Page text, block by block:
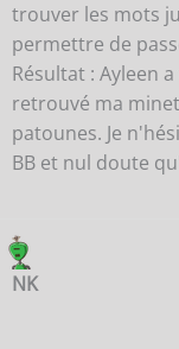
trouver les mots
permettre de
Résultat : Ayleen
retrouvé ma
patounes. Je
BB et nul doute
NK